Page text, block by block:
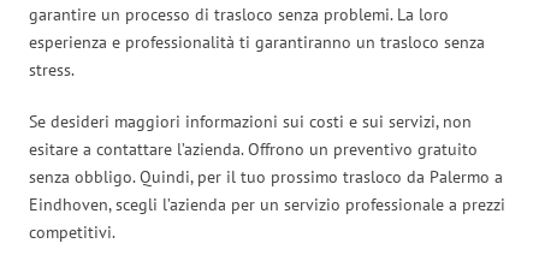
garantire un processo di trasloco senza problemi. La loro
esperienza e professionalità ti garantiranno un trasloco senza
stress.
Se desideri maggiori informazioni sui costi e sui servizi, non
esitare a contattare l’azienda. Offrono un preventivo gratuito
senza obbligo. Quindi, per il tuo prossimo trasloco da Palermo a
Eindhoven, scegli l’azienda per un servizio professionale a prezzi
competitivi.